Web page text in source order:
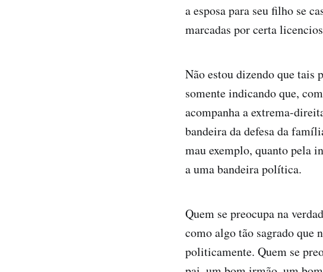
a esposa para seu filho se
marcadas por certa
Não estou dizendo que tais
somente indicando que,
acompanha a extrema-
bandeira da defesa da
mau exemplo, quanto pela
a uma bandeira política.
Quem se preocupa na
como algo tão sagrado que
politicamente. Quem se